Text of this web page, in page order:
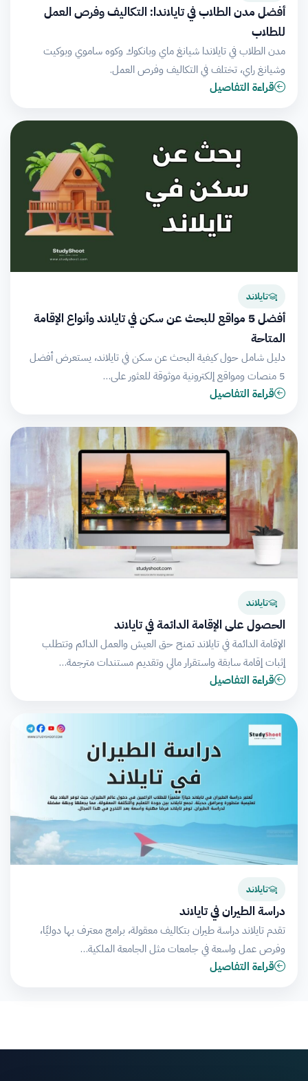
أفضل مدن الطلاب في تايلاندا: التكاليف وفرص العمل
للطلاب
مدن الطلاب في تايلاندا شيانغ ماي وبانكوك وكوه ساموي وبوكيت
وشيانغ راي، تختلف في التكاليف وفرص العمل.
قراءة التفاصيل
تايلاند
أفضل 5 مواقع للبحث عن سكن في تايلاند وأنواع الإقامة
المتاحة
دليل شامل حول كيفية البحث عن سكن في تايلاند، يستعرض أفضل
5 منصات ومواقع إلكترونية موثوقة للعثور على…
قراءة التفاصيل
تايلاند
الحصول على الإقامة الدائمة في تايلاند
الإقامة الدائمة في تايلاند تمنح حق العيش والعمل الدائم وتتطلب
إثبات إقامة سابقة واستقرار مالي وتقديم مستندات مترجمة…
قراءة التفاصيل
تايلاند
دراسة الطيران في تايلاند
تقدم تايلاند دراسة طيران بتكاليف معقولة، برامج معترف بها دوليًا،
وفرص عمل واسعة في جامعات مثل الجامعة الملكية…
قراءة التفاصيل